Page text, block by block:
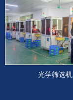
光学筛选机